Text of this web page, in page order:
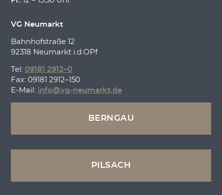
VG Neumarkt
Bahnhofstraße 12
92318 Neumarkt i.d.OPf
Tel: 09181 2912–0
Fax: 09181 2912–150
E-Mail: info@vg-neumarkt.de
BERNGAU
PILSACH